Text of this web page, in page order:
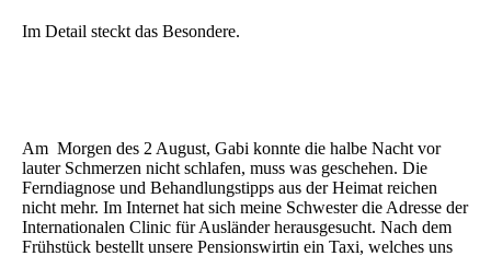
Im Detail steckt das Besondere.
Am Morgen des 2 August, Gabi konnte die halbe Nacht vor
lauter Schmerzen nicht schlafen, muss was geschehen. Die
Ferndiagnose und Behandlungstipps aus der Heimat reichen
nicht mehr. Im Internet hat sich meine Schwester die Adresse der
Internationalen Clinic für Ausländer herausgesucht. Nach dem
Frühstück bestellt unsere Pensionswirtin ein Taxi, welches uns